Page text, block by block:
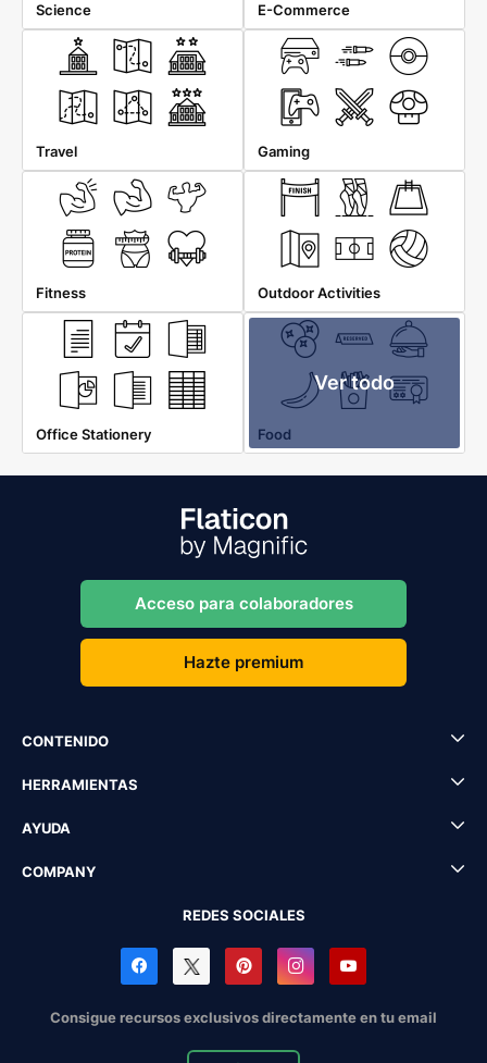
Science E-Commerce
Travel Gaming
Fitness Outdoor Activities
Office Stationery
Ver todo
Food
Acceso para colaboradores
Hazte premium
CONTENIDO
HERRAMIENTAS
AYUDA
COMPANY
REDES SOCIALES
Consigue recursos exclusivos directamente en tu email